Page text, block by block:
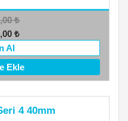
₺
₺
Al
Ekle
4 40mm